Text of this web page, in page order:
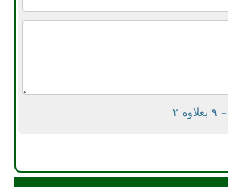
= ۹ بعلاوه ۲